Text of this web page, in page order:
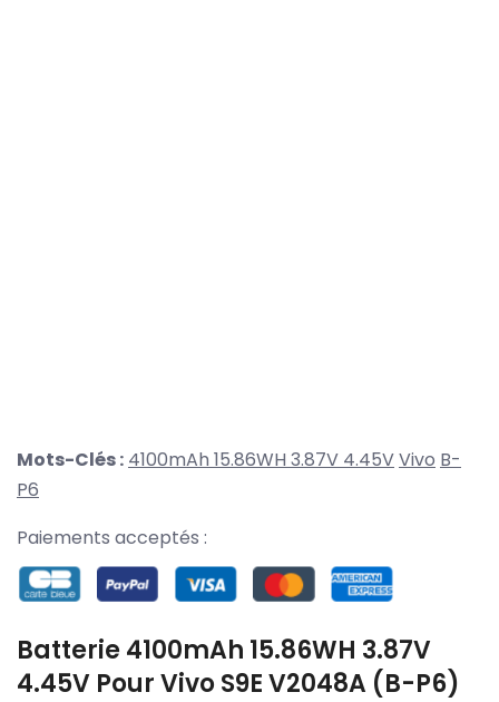
Mots-Clés : 4100mAh 15.86WH 3.87V 4.45VVivo B-
P6
Paiements acceptés :
Batterie 4100mAh 15.86WH 3.87V
4.45V Pour Vivo S9E V2048A (B-P6)